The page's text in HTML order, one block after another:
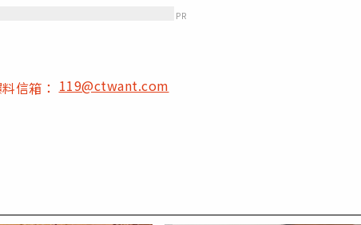
PR
料信箱：119@ctwant.com